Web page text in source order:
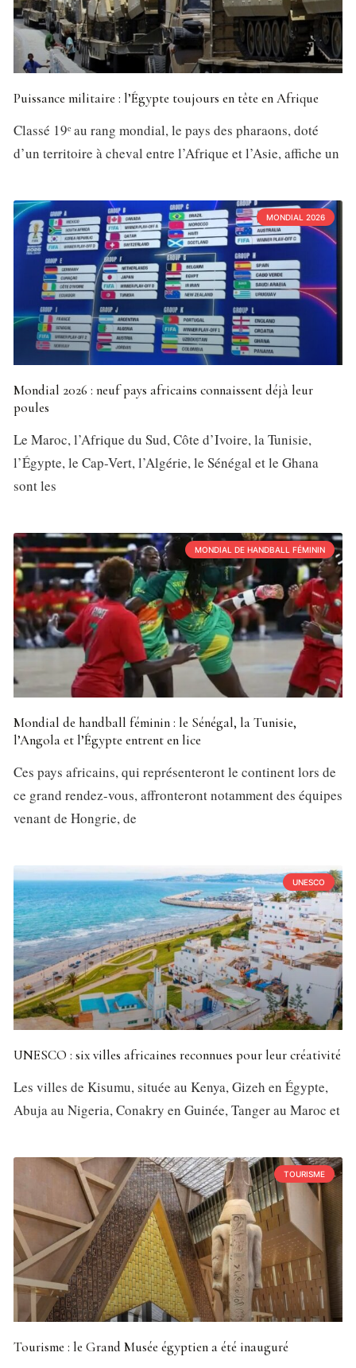
Puissance militaire : l’Égypte toujours en tête en Afrique
Classé 19ᵉ au rang mondial, le pays des pharaons, doté
d’un territoire à cheval entre l’Afrique et l’Asie, affiche un
MONDIAL 2026
Mondial 2026 : neuf pays africains connaissent déjà leur
poules
Le Maroc, l’Afrique du Sud, Côte d’Ivoire, la Tunisie,
l’Égypte, le Cap-Vert, l’Algérie, le Sénégal et le Ghana
sont les
MONDIAL DE HANDBALL FÉMININ
Mondial de handball féminin : le Sénégal, la Tunisie,
l’Angola et l’Égypte entrent en lice
Ces pays africains, qui représenteront le continent lors de
ce grand rendez-vous, affronteront notamment des équipes
venant de Hongrie, de
UNESCO
UNESCO : six villes africaines reconnues pour leur créativité
Les villes de Kisumu, située au Kenya, Gizeh en Égypte,
Abuja au Nigeria, Conakry en Guinée, Tanger au Maroc et
TOURISME
Tourisme : le Grand Musée égyptien a été inauguré